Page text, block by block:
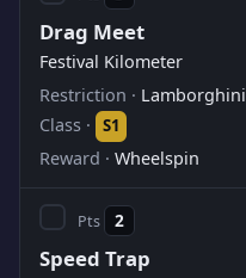
Drag Meet
Festival Kilometer
Lamborghini
S1
Wheelspin
2
Speed Trap